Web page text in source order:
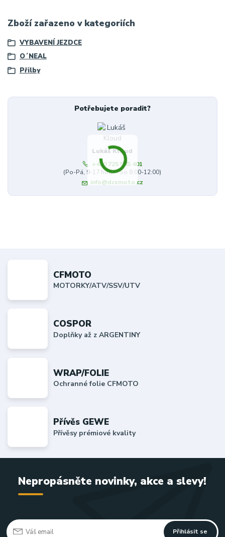
Zboží zařazeno v kategoriích
VYBAVENÍ JEZDCE
O´NEAL
Přilby
Potřebujete poradit?
Lukáš Kloud
+420 725 545 401
(Po-Pá, 9-17 hod. - So 8:00-12:00)
info@dcxmoto.cz
CFMOTO
MOTORKY/ATV/SSV/UTV
COSPOR
Doplňky až z ARGENTINY
WRAP/FOLIE
Ochranné folie CFMOTO
Přívěs GEWE
Přívěsy prémiové kvality
Nepropásněte novinky, akce a slevy!
Přihlásit se